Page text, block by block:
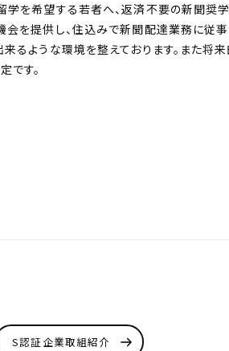
学を希望する若者へ、返済不要の新聞奨
を提供し、住込みで新聞配達業務に従
るような環境を整えております。また将
です。
S認証企業取組紹介